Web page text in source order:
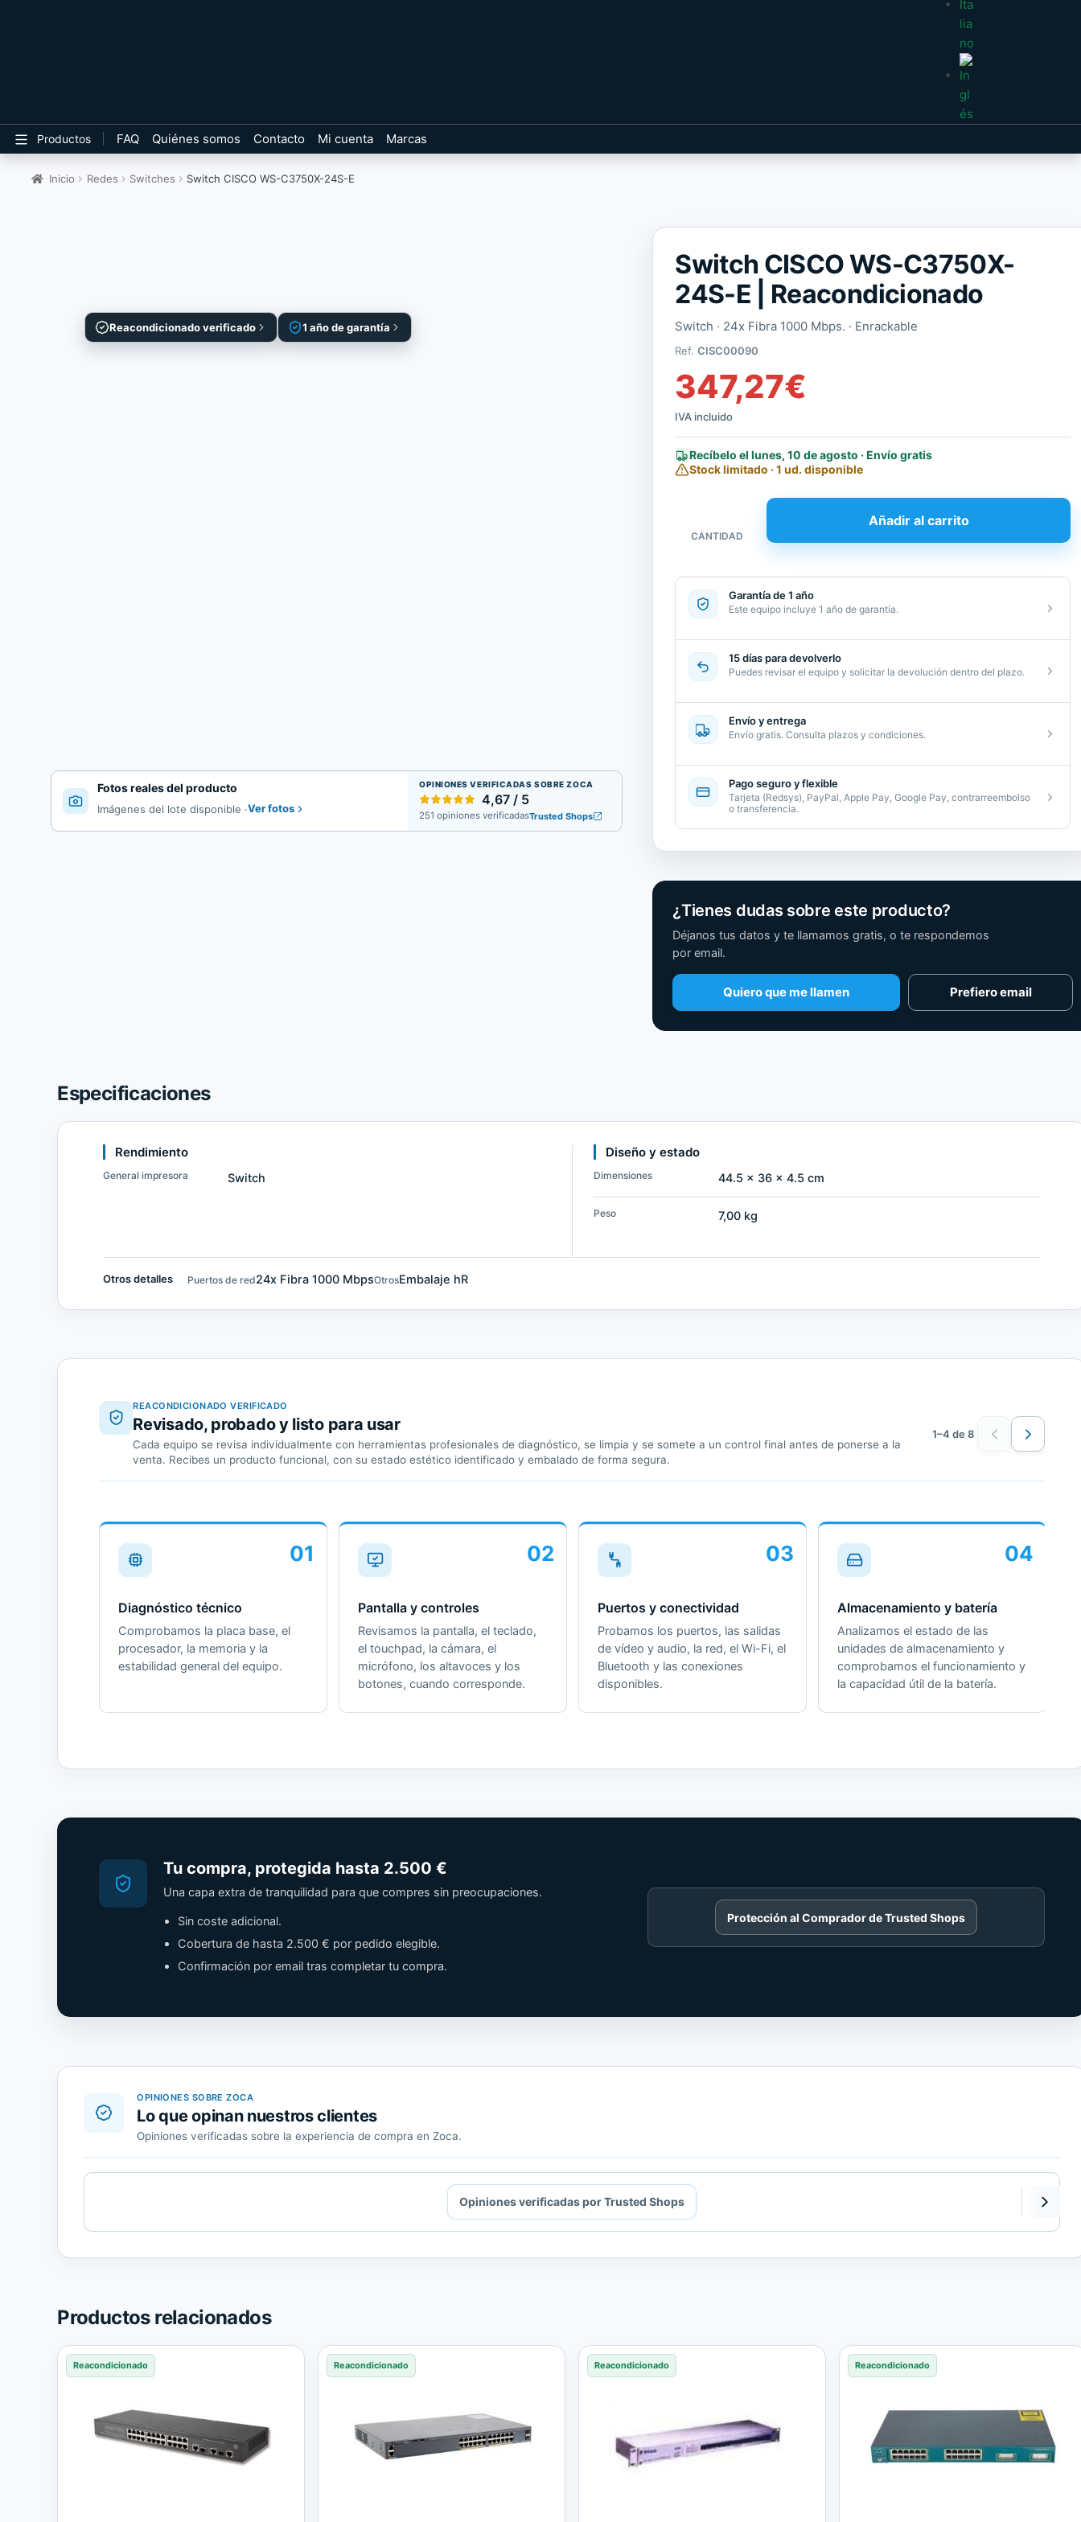
Productos FAQ Quiénes somos Contacto Mi cuenta Marcas
Inicio Redes Switches Switch CISCO WS-C3750X-24S-E
Reacondicionado verificado 1 año de garantía
Fotos reales del producto
Imágenes del lote disponible ·Ver fotos
OPINIONES VERIFICADAS SOBRE ZOCA
4,67 / 5
251 opiniones verificadasTrusted Shops
Switch CISCO WS-C3750X-
24S-E | Reacondicionado
Switch · 24x Fibra 1000 Mbps. · Enrackable
Ref.CISC00090
347,27€
IVA incluido
Recíbelo el lunes, 10 de agosto · Envío gratis
Stock limitado · 1 ud. disponible
CANTIDAD
Switch
WS-
C3750X-
24S-
Reacondicionado
Añadir al carrito
Garantía de 1 año
Este equipo incluye 1 año de garantía.
15 días para devolverlo
Puedes revisar el equipo y solicitar la devolución dentro del plazo.
Envío y entrega
Envío gratis. Consulta plazos y condiciones.
Pago seguro y flexible
Tarjeta (Redsys), PayPal, Apple Pay, Google Pay, contrarreembolso
o transferencia.
¿Tienes dudas sobre este producto?
Déjanos tus datos y te llamamos gratis, o te respondemos
por email.
Quiero que me llamen Prefiero email
Especificaciones
Rendimiento
General impresora Switch
Diseño y estado
Dimensiones 44.5 × 36 × 4.5 cm
Peso 7,00 kg
Otros detalles Puertos de red24x Fibra 1000 MbpsOtrosEmbalaje hR
REACONDICIONADO VERIFICADO
Revisado, probado y listo para usar
Cada equipo se revisa individualmente con herramientas profesionales de diagnóstico, se limpia y se somete a un control final antes de ponerse a la
venta. Recibes un producto funcional, con su estado estético identificado y embalado de forma segura.
1–4 de 8
01
Diagnóstico técnico
Comprobamos la placa base, el
procesador, la memoria y la
estabilidad general del equipo.
02
Pantalla y controles
Revisamos la pantalla, el teclado,
el touchpad, la cámara, el
micrófono, los altavoces y los
botones, cuando corresponde.
03
Puertos y conectividad
Probamos los puertos, las salidas
de vídeo y audio, la red, el Wi-Fi, el
Bluetooth y las conexiones
disponibles.
04
Almacenamiento y batería
Analizamos el estado de las
unidades de almacenamiento y
comprobamos el funcionamiento y
la capacidad útil de la batería.
Tu compra, protegida hasta 2.500 €
Una capa extra de tranquilidad para que compres sin preocupaciones.
Sin coste adicional.
Cobertura de hasta 2.500 € por pedido elegible.
Confirmación por email tras completar tu compra.
contenido
de
Protección al Comprador de Trusted Shops
OPINIONES SOBRE ZOCA
Lo que opinan nuestros clientes
Opiniones verificadas sobre la experiencia de compra en Zoca.
de
Opiniones verificadas por Trusted Shops
Productos relacionados
Reacondicionado Reacondicionado Reacondicionado Reacondicionado